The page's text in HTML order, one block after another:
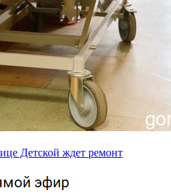
Детской ждет ремонт